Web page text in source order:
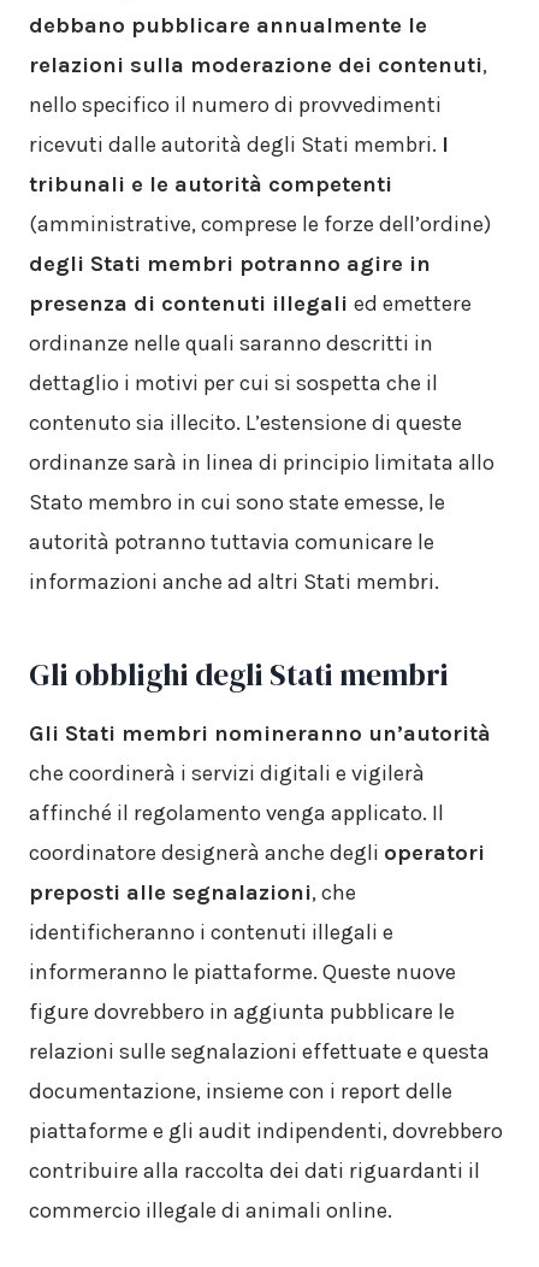
debbano pubblicare annualmente le
relazioni sulla moderazione dei contenuti,
nello specifico il numero di provvedimenti
ricevuti dalle autorità degli Stati membri. I
tribunali e le autorità competenti
(amministrative, comprese le forze dell’ordine)
degli Stati membri potranno agire in
presenza di contenuti illegali ed emettere
ordinanze nelle quali saranno descritti in
dettaglio i motivi per cui si sospetta che il
contenuto sia illecito. L’estensione di queste
ordinanze sarà in linea di principio limitata allo
Stato membro in cui sono state emesse, le
autorità potranno tuttavia comunicare le
informazioni anche ad altri Stati membri.
Gli obblighi degli Stati membri
Gli Stati membri nomineranno un’autorità
che coordinerà i servizi digitali e vigilerà
affinché il regolamento venga applicato. Il
coordinatore designerà anche degli operatori
preposti alle segnalazioni, che
identificheranno i contenuti illegali e
informeranno le piattaforme. Queste nuove
figure dovrebbero in aggiunta pubblicare le
relazioni sulle segnalazioni effettuate e questa
documentazione, insieme con i report delle
piattaforme e gli audit indipendenti, dovrebbero
contribuire alla raccolta dei dati riguardanti il
commercio illegale di animali online.